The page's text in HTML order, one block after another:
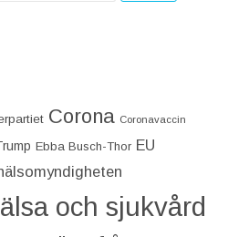
Corona Coronavaccin
Ebba Busch-Thor EU
och sjukvård